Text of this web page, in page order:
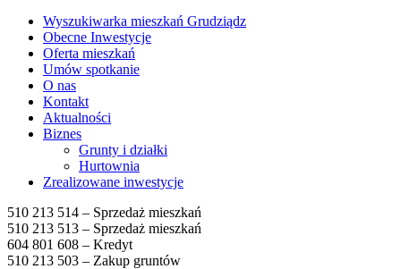
Wyszukiwarka mieszkań Grudziądz
Obecne Inwestycje
Oferta mieszkań
Umów spotkanie
O nas
Kontakt
Aktualności
Biznes
Grunty i działki
Hurtownia
Zrealizowane inwestycje
510 213 514 – Sprzedaż mieszkań
510 213 513 – Sprzedaż mieszkań
604 801 608 – Kredyt
510 213 503 – Zakup gruntów